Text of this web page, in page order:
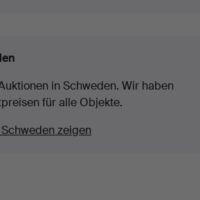
in Schweden. Wir haben
für alle Objekte.
zeigen